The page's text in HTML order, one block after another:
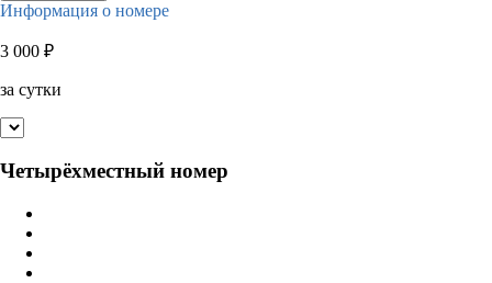
Информация о номере
3 000 ₽
за сутки
Четырёхместный номер